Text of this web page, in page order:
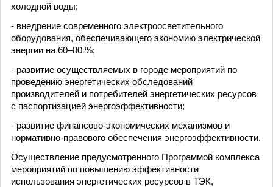
холодной воды;
- внедрение современного электроосветительного
оборудования, обеспечивающего экономию электрической
энергии на 60–80 %;
- развитие осуществляемых в городе мероприятий по
проведению энергетических обследований
производителей и потребителей энергетических ресурсов
с паспортизацией энергоэффективности;
- развитие финансово-экономических механизмов и
нормативно-правового обеспечения энергоэффективности.
Осуществление предусмотренного Программой комплекса
мероприятий по повышению эффективности
использования энергетических ресурсов в ТЭК,